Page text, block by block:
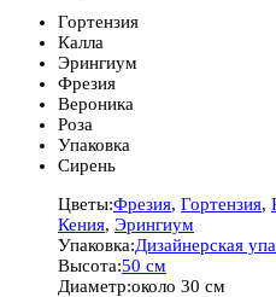
Гортензия
Калла
Эрингиум
Фрезия
Вероника
Роза
Упаковка
Сирень
Цветы:Фрезия, Гортензия,
Кения, Эрингиум
Упаковка:Дизайнерская
Высота:50 см
Диаметр:около 30 см